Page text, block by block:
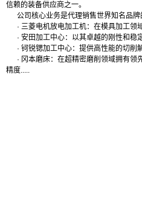
信赖的装备供应商之一。
公司核心业务是代理销售世界知名品牌
· 三菱电机放电加工机：在模具加工领
· 安田加工中心：以其卓越的刚性和稳
· 钶锐锶加工中心：提供高性能的切削
· 冈本磨床：在超精密磨削领域拥有领
精度.....